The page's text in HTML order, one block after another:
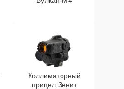
Коллиматорный
прицел Зенит